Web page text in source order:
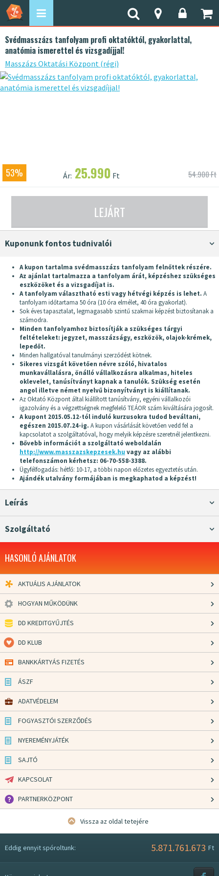
Svédmasszázs tanfolyam profi oktatóktól, gyakorlattal,
anatómia ismerettel és vizsgadíjjal!
Masszázs Oktatási Központ (régi)
53% Ár: 25.990 Ft 54.900 Ft
LEJÁRT
Kuponunk fontos tudnivalói
A kupon tartalma svédmasszázs tanfolyam felnőttek részére.
Az ajánlat tartalmazza a tanfolyam árát, képzéshez szükséges
eszközöket és a vizsgadíjat is.
A tanfolyam választható esti vagy hétvégi képzés is lehet. A
tanfolyam időtartama 50 óra (10 óra elmélet, 40 óra gyakorlat).
Sok éves tapasztalat, legmagasabb szintű szakmai képzést biztosítanak a
számodra.
Minden tanfolyamhoz biztosítják a szükséges tárgyi
feltételeket: jegyzet, masszázságy, eszközök, olajok-krémek,
lepedőt.
Minden hallgatóval tanulmányi szerződést kötnek.
Sikeres vizsgát követően névre szóló, hivatalos
munkavállalásra, önálló vállalkozásra alkalmas, hiteles
oklevelet, tanúsítványt kapnak a tanulók. Szükség esetén
angol illetve német nyelvű bizonyítványt is kiállítanak.
Az Oktató Központ által kiállított tanúsítvány, egyéni vállalkozói
igazolvány és a végzettségnek megfelelő TEÁOR szám kiváltására jogosít.
A kupont 2015.05.12-tól induló kurzusokra tudod beváltani,
egészen 2015.07.24-ig. A kupon vásárlását követően vedd fel a
kapcsolatot a szolgáltatóval, hogy melyik képzésre szeretnél jelentkezni.
Bővebb információt a szolgáltató weboldalán
http://www.masszazskepzesek.hu vagy az alábbi
telefonszámon kérhetsz: 06-70-558-3388.
Ügyfélfogadás: hétfő: 10-17, a többi napon előzetes egyeztetés után.
Ajándék utalvány formájában is megkaphatod a képzést!
Leírás
Szolgáltató
HASONLÓ AJÁNLATOK
AKTUÁLIS AJÁNLATOK
HOGYAN MŰKÖDÜNK
DD KREDITGYŰJTÉS
DD KLUB
BANKKÁRTYÁS FIZETÉS
ÁSZF
ADATVÉDELEM
FOGYASZTÓI SZERZŐDÉS
NYEREMÉNYJÁTÉK
SAJTÓ
KAPCSOLAT
PARTNERKÖZPONT
Vissza az oldal tetejére
Eddig ennyit spóroltunk: 5.871.761.673 Ft